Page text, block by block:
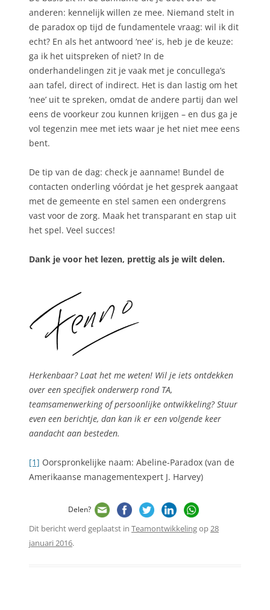
anderen: kennelijk willen ze mee. Niemand stelt in
de paradox op tijd de fundamentele vraag: wil ik dit
echt? En als het antwoord ‘nee’ is, heb je de keuze:
ga ik het uitspreken of niet? In de
onderhandelingen zit je vaak met je concullega’s
aan tafel, direct of indirect. Het is dan lastig om het
‘nee’ uit te spreken, omdat de andere partij dan wel
eens de voorkeur zou kunnen krijgen – en dus ga je
vol tegenzin mee met iets waar je het niet mee eens
bent.
De tip van de dag: check je aanname! Bundel de
contacten onderling vóórdat je het gesprek aangaat
met de gemeente en stel samen een ondergrens
vast voor de zorg. Maak het transparant en stap uit
het spel. Veel succes!
Dank je voor het lezen, prettig als je wilt delen.
Herkenbaar? Laat het me weten! Wil je iets ontdekken
over een specifiek onderwerp rond TA,
teamsamenwerking of persoonlijke ontwikkeling? Stuur
even een berichtje, dan kan ik er een volgende keer
aandacht aan besteden.
[1] Oorspronkelijke naam: Abeline-Paradox (van de
Amerikaanse managementexpert J. Harvey)
Delen?
Dit bericht werd geplaatst in Teamontwikkelingop28
januari 2016.